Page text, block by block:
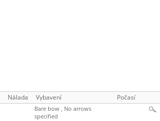
Nálada Vybavení Počasí
Bare bow , No arrows
specified